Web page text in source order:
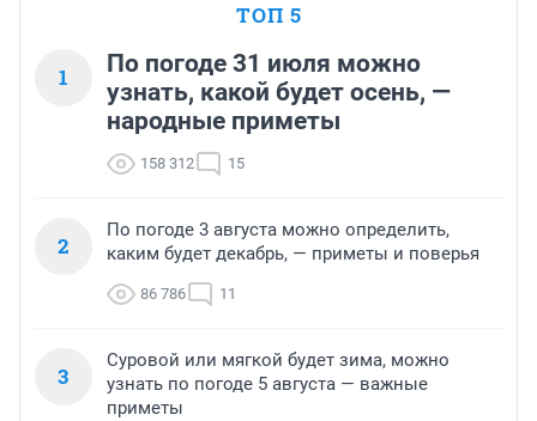
ТОП 5
1
По погоде 31 июля можно
узнать, какой будет осень, —
народные приметы
158 312 15
2
По погоде 3 августа можно определить,
каким будет декабрь, — приметы и поверья
86 786 11
3
Суровой или мягкой будет зима, можно
узнать по погоде 5 августа — важные
приметы